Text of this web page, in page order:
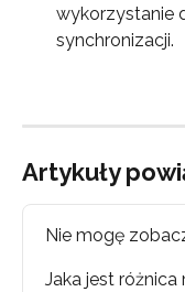
wykorzystanie
synchronizacji.
Artykuły
Nie mogę
Jaka jest